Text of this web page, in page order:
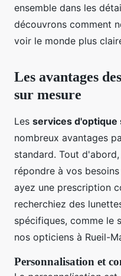
ensemble dans les
découvrons comment
voir le monde plus
Les avantages
sur mesure
Les services d'optique
nombreux avantages
standard. Tout
répondre à vos
ayez une prescription
recherchiez des
spécifiques, comme le
nos opticiens à Rueil-
Personnalisation et